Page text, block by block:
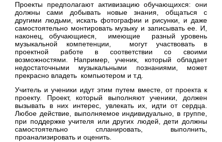
Проекты предполагают активизацию обучающихся: они
должны сами добывать новые знания, общаться с
другими людьми, искать фотографии и рисунки, и даже
самостоятельно монтировать музыку и записывать ее. И,
наконец, обучающиеся, имеющие разный уровень
музыкальной компетенции, могут участвовать в
проектной работе в соответствии со своими
возможностями. Например, ученик, который обладает
недостаточными музыкальными познаниями, может
прекрасно владеть компьютером и т.д.
Учитель и ученики идут этим путем вместе, от проекта к
проекту. Проект, который выполняют ученики, должен
вызывать в них интерес, увлекать их, идти от сердца.
Любое действие, выполняемое индивидуально, в группе,
при поддержке учителя или других людей, дети должны
самостоятельно спланировать, выполнить,
проанализировать и оценить.